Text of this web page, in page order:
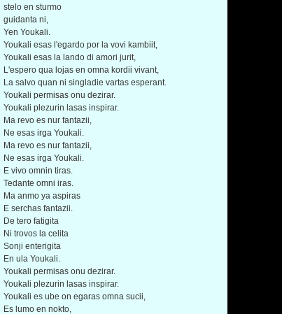
stelo en sturmo
guidanta ni,
Yen Youkali.
Youkali esas l'egardo por la vovi kambiit,
Youkali esas la lando di amori jurit,
L'espero qua lojas en omna kordii vivant,
La salvo quan ni singladie vartas esperant.
Youkali permisas onu dezirar.
Youkali plezurin lasas inspirar.
Ma revo es nur fantazii,
Ne esas irga Youkali.
Ma revo es nur fantazii,
Ne esas irga Youkali.
E vivo omnin tiras.
Tedante omni iras.
Ma anmo ya aspiras
E serchas fantazii.
De tero fatigita
Ni trovos la celita
Sonji enterigita
En ula Youkali.
Youkali permisas onu dezirar.
Youkali plezurin lasas inspirar.
Youkali es ube on egaras omna sucii,
Es lumo en nokto,